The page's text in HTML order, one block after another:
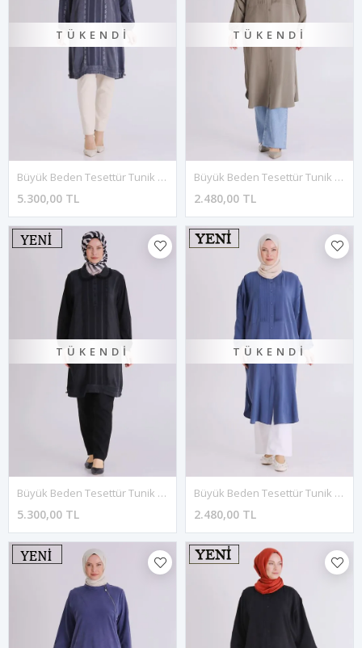
TÜKENDI
Büyük Beden Tesettür Tunik 20138 Lacivert
5.300,00 TL
TÜKENDI
Büyük Beden Tesettür Tunik 2356 Haki
2.480,00 TL
TÜKENDI
Büyük Beden Tesettür Tunik 20138 Siyah
5.300,00 TL
TÜKENDI
Büyük Beden Tesettür Tunik 2356 İndigo
2.480,00 TL